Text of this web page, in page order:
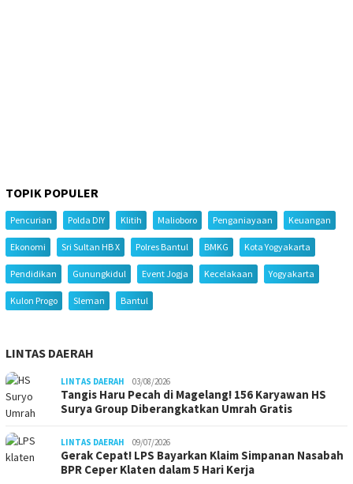
TOPIK POPULER
Pencurian Polda DIY Klitih Malioboro Penganiayaan Keuangan
Ekonomi Sri Sultan HB X Polres Bantul BMKG Kota Yogyakarta
Pendidikan Gunungkidul Event Jogja Kecelakaan Yogyakarta
Kulon Progo Sleman Bantul
LINTAS DAERAH
LINTAS DAERAH 03/08/2026
Tangis Haru Pecah di Magelang! 156 Karyawan HS
Surya Group Diberangkatkan Umrah Gratis
LINTAS DAERAH 09/07/2026
Gerak Cepat! LPS Bayarkan Klaim Simpanan Nasabah
BPR Ceper Klaten dalam 5 Hari Kerja